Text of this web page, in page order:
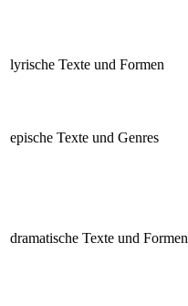
lyrische Texte und Formen
epische Texte und Genres
dramatische Texte und Formen